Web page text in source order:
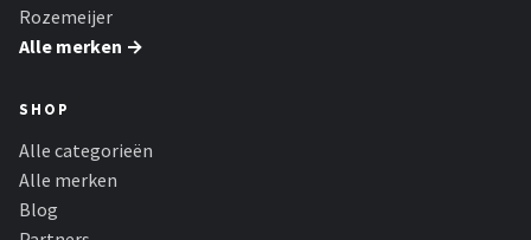
Rozemeijer
Alle merken →
SHOP
Alle categorieën
Alle merken
Blog